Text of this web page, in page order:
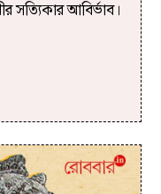
সত্যিকার আবির্ভাব।